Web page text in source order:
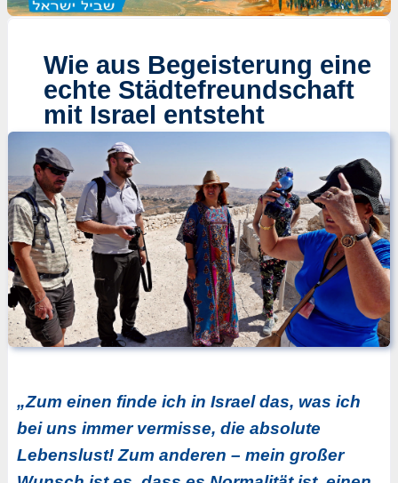
Wie aus Begeisterung eine
echte Städtefreundschaft
mit Israel entsteht
„Zum einen finde ich in Israel das, was ich
bei uns immer vermisse, die absolute
Lebenslust! Zum anderen – mein großer